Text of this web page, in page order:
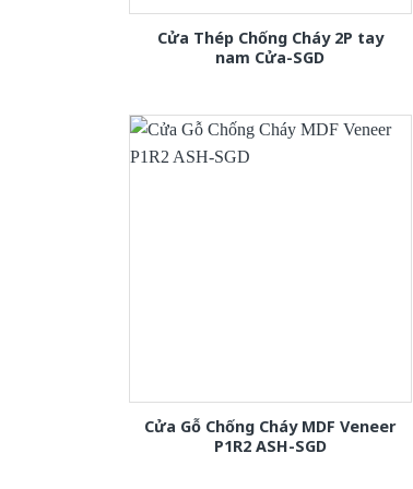
Cửa Thép Chống Cháy 2P tay
nam Cửa-SGD
Cửa Gỗ Chống Cháy MDF Veneer
P1R2 ASH-SGD